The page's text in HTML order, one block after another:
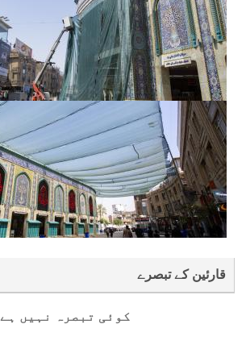
قارئین کے تبصرے
کوئی تبصرہ نہیں ہے